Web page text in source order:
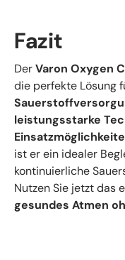
Fazit
DerVaron Oxygen
die perfekte Lösung
leistungsstarke
ist er ein idealer
kontinuierliche
Nutzen Sie jetzt das
gesundes Atmen